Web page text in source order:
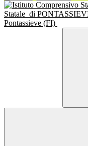
Statale di
Pontassieve (FI)